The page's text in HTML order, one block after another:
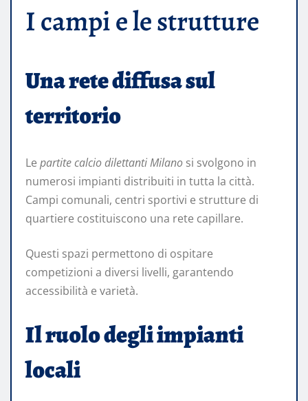
I campi e le strutture
Una rete diffusa sul
territorio
Le partite calcio dilettanti Milano si svolgono in
numerosi impianti distribuiti in tutta la città.
Campi comunali, centri sportivi e strutture di
quartiere costituiscono una rete capillare.
Questi spazi permettono di ospitare
competizioni a diversi livelli, garantendo
accessibilità e varietà.
Il ruolo degli impianti
locali